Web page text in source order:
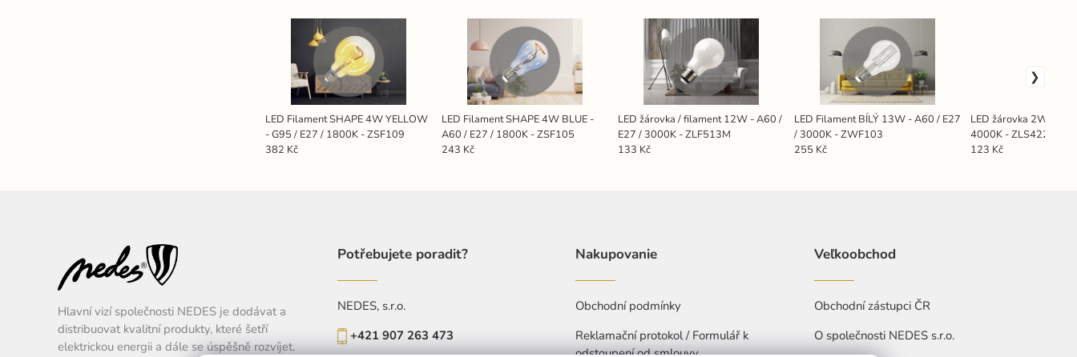
LED Filament SHAPE 4W YELLOW
- G95 / E27 / 1800K - ZSF109
382 Kč
LED Filament SHAPE 4W BLUE -
A60 / E27 / 1800K - ZSF105
243 Kč
LED žárovka / filament 12W - A60 /
E27 / 3000K - ZLF513M
133 Kč
LED Filament BÍLÝ 13W - A60 / E27
/ 3000K - ZWF103
255 Kč
LED žárovka 2W - G4
4000K - ZLS422
123 Kč
Hlavní vizí společnosti NEDES je dodávat a
distribuovat kvalitní produkty, které šetří
elektrickou energii a dále se úspěšně rozvíjet.
Potřebujete poradit?
NEDES, s.r.o.
+421 907 263 473
Nakupovanie
Obchodní podmínky
Reklamační protokol / Formulář k
odstoupení od smlouvy
Veľkoobchod
Obchodní zástupci ČR
O společnosti NEDES s.r.o.